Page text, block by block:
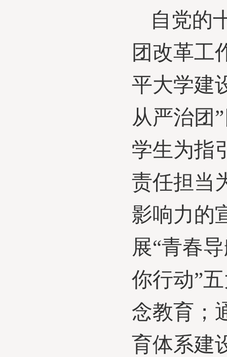
自党的
团改革工
平大学建
从严治团”
学生为指
责任担当
影响力的
展“青春
你行动”
念教育；
育体系建